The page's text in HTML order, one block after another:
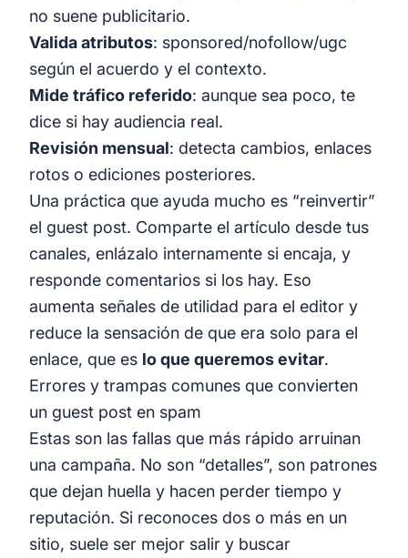
no suene publicitario.
Valida atributos: sponsored/nofollow/ugc
según el acuerdo y el contexto.
Mide tráfico referido: aunque sea poco, te
dice si hay audiencia real.
Revisión mensual: detecta cambios, enlaces
rotos o ediciones posteriores.
Una práctica que ayuda mucho es “reinvertir”
el guest post. Comparte el artículo desde tus
canales, enlázalo internamente si encaja, y
responde comentarios si los hay. Eso
aumenta señales de utilidad para el editor y
reduce la sensación de que era solo para el
enlace, que es lo que queremos evitar.
Errores y trampas comunes que convierten
un guest post en spam
Estas son las fallas que más rápido arruinan
una campaña. No son “detalles”, son patrones
que dejan huella y hacen perder tiempo y
reputación. Si reconoces dos o más en un
sitio, suele ser mejor salir y buscar